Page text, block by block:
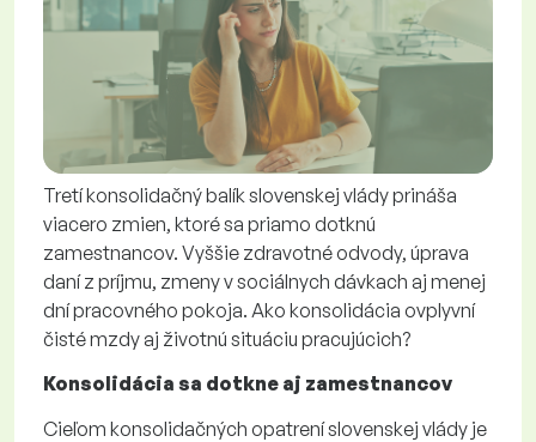
Tretí konsolidačný balík slovenskej vlády prináša
viacero zmien, ktoré sa priamo dotknú
zamestnancov. Vyššie zdravotné odvody, úprava
daní z príjmu, zmeny v sociálnych dávkach aj menej
dní pracovného pokoja. Ako konsolidácia ovplyvní
čisté mzdy aj životnú situáciu pracujúcich?
Konsolidácia sa dotkne aj zamestnancov
Cieľom konsolidačných opatrení slovenskej vlády je